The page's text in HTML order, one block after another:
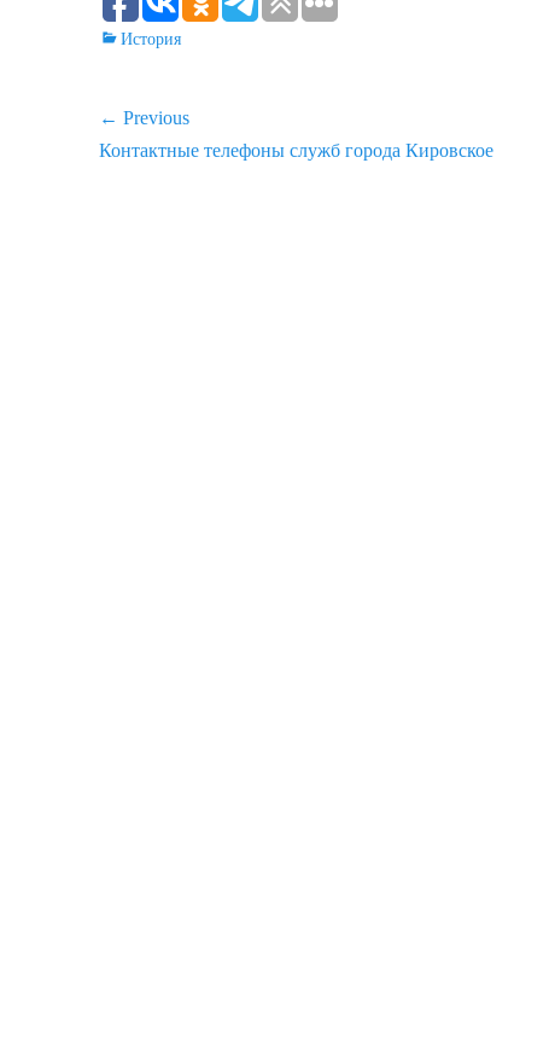
Categories
История
Навигация
по
← Previous
Previous
Контактные телефоны служб города Кировское